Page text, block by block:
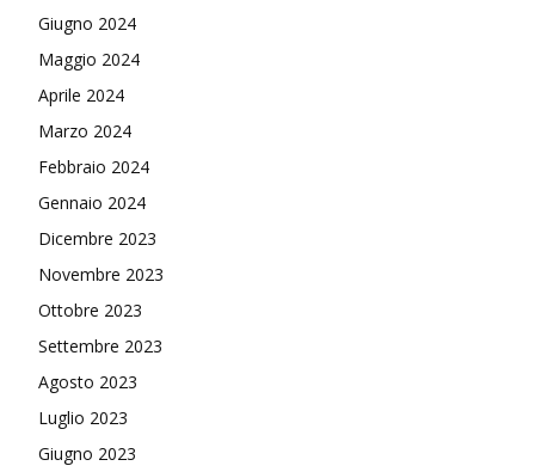
Giugno 2024
Maggio 2024
Aprile 2024
Marzo 2024
Febbraio 2024
Gennaio 2024
Dicembre 2023
Novembre 2023
Ottobre 2023
Settembre 2023
Agosto 2023
Luglio 2023
Giugno 2023